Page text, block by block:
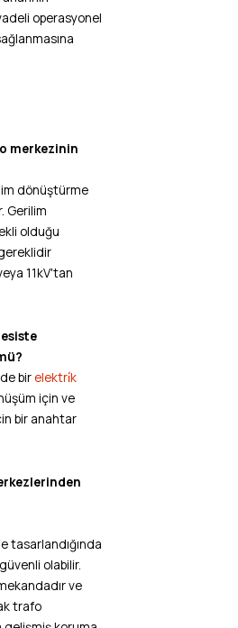
operasyonel
merkezinin
dönüştürme
Gerilim
olduğu
11kV'tan
bir elektri̇k
için ve
bir anahtar
tasarlandığında
olabilir.
ve
trafo